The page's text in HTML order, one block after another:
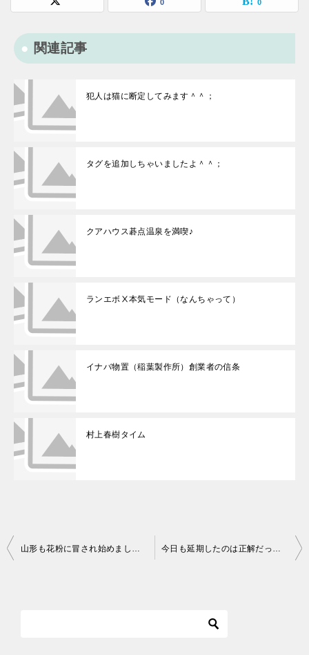
0 0
関連記事
犯人は猫に断定してみます＾＾；
タグを追加しちゃいましたよ＾＾；
クアハウス碁点温泉を満喫♪
ランエボⅩ本気モード（なんちゃって）
イナバ物置（稲葉製作所）創業者の信条
村上春樹タイム
山形も花粉に冒され始めましたね＾＾； 今日も延期したのは正解だったのか？